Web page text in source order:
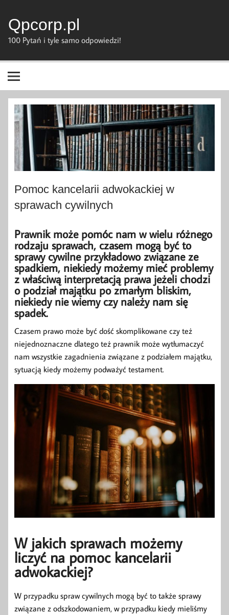
content
Qpcorp.pl
100 Pytań i tyle samo odpowiedzi!
Pomoc kancelarii adwokackiej w
sprawach cywilnych
Prawnik może pomóc nam w wielu różnego
rodzaju sprawach, czasem mogą być to
sprawy cywilne przykładowo związane ze
spadkiem, niekiedy możemy mieć problemy
z właściwą interpretacją prawa jeżeli chodzi
o podział majątku po zmarłym bliskim,
niekiedy nie wiemy czy należy nam się
spadek.
Czasem prawo może być dość skomplikowane czy też
niejednoznaczne dlatego też prawnik może wytłumaczyć
nam wszystkie zagadnienia związane z podziałem majątku,
sytuacją kiedy możemy podważyć testament.
W jakich sprawach możemy
liczyć na pomoc kancelarii
adwokackiej?
W przypadku spraw cywilnych mogą być to także sprawy
związane z odszkodowaniem, w przypadku kiedy mieliśmy